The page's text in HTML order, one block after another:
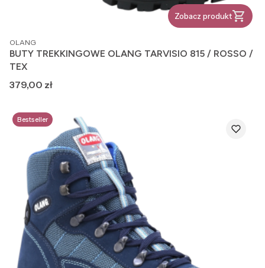
Zobacz produkt
PRODUCENT
OLANG
BUTY TREKKINGOWE OLANG TARVISIO 815 / ROSSO /
TEX
Cena
379,00 zł
Bestseller